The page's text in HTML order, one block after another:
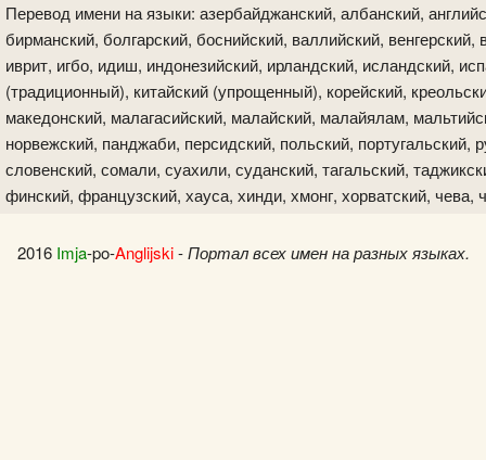
Перевод имени на языки: азербайджанский, албанский,
бирманский, болгарский, боснийский, валлийский, венгерский,
иврит, игбо, идиш, индонезийский, ирландский, исландский,
(традиционный), китайский (упрощенный), корейский,
македонский, малагасийский, малайский, малайялам,
норвежский, панджаби, персидский, польский, португальский,
словенский, сомали, суахили, суданский, тагальский,
финский, французский, хауса, хинди, хмонг, хорватский,
2016 Imja-po-Anglijski-Портал всех имен на разных языках.